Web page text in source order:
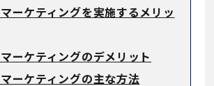
ーケティングを実施するメリッ
ーケティングのデメリット
ーケティングの主な方法